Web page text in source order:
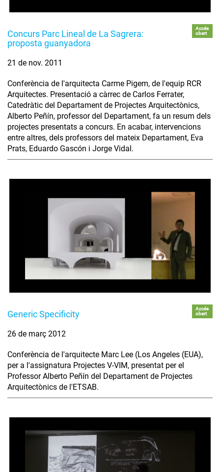
Concurs Parc Lineal de La Sagrera:
proposta guanyadora
Accés
obert
21 de nov. 2011
Conferència de l'arquitecta Carme Pigem, de l'equip RCR
Arquitectes. Presentació a càrrec de Carlos Ferrater,
Catedràtic del Departament de Projectes Arquitectònics,
Alberto Peñín, professor del Departament, fa un resum dels
projectes presentats a concurs. En acabar, intervencions
entre altres, dels professors del mateix Departament, Eva
Prats, Eduardo Gascón i Jorge Vidal.
Generic Specificity
Accés
obert
26 de març 2012
Conferència de l'arquitecte Marc Lee (Los Angeles (EUA),
per a l'assignatura Projectes V-VIM, presentat per el
Professor Alberto Peñín del Departament de Projectes
Arquitectònics de l'ETSAB.